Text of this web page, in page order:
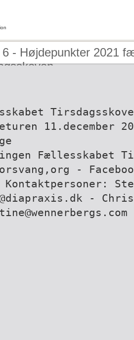
6 - Højdepunkter 2021
11.december
Fællesskabet
-
Kontaktpersoner:
-